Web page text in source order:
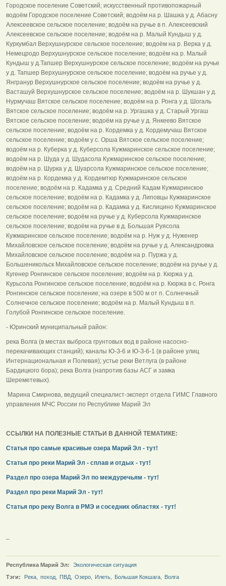
Городское поселение Советский; искусственный противопожарный
водоём Городское поселение Советский; водоём на р. Шашка у д. Абасну
Алексеевское сельское поселение; водоём на ручье в п. Алексеевский
Алексеевское сельское поселение; водоём на р. Малый Кундыш у д.
Куркумбал Верхушнурское сельское поселение; водоём на р. Верка у д.
Немецродо Верхушнурское сельское поселение; водоём на р. Малый
Кундыш у д.Тапшер Верхушнурское сельское поселение; водоём на ручье
у д. Тапшер Верхушнурское сельское поселение; водоём на ручье у д.
Янгранур Верхушнурское сельское поселение; водоём на ручье у д.
Васташуй Верхушнурское сельское поселение; водоём на р. Шукшан у д.
Нурмучаш Вятское сельское поселение; водоём на р. Ронга у д. Шогаль
Вятское сельское поселение; водоём на р. Ургашка у д. Старый Ургаш
Вятское сельское поселение; водоём на ручье у д. Янкеево Вятское
сельское поселение; водоём на р. Кордемка у д. Кордемучаш Вятское
сельское поселение; водоём у с. Орша Вятское сельское поселение;
водоём на р. Куберка у д. Куберсола Кужмаринское сельское поселение;
водоём на р. Шуда у д. Шудасола Кужмаринское сельское поселение;
водоём на р. Шурка у д. Шуарсола Кужмаринское сельское поселение;
водоём на р. Кордемка у д. Кордемтюр Кужмаринское сельское
поселение; водоём на р. Кадамка у д. Средний Кадам Кужмаринское
сельское поселение; водоём на р. Кадамка у д. Липовцы Кужмаринское
сельское поселение; водоём на р. Кадамка у д. Кислицино Кужмаринское
сельское поселение; водоём на ручье у д. Куберсола Кужмаринское
сельское поселение; водоём на ручье в д. Большая Руясола
Кужмаринское сельское поселение; водоём на р. Нуж у д. Нуженер
Михайловское сельское поселение; водоём на ручье у д. Александровка
Михайловское сельское поселение; водоём на р. Пуржа у д.
Большеникольск Михайловское сельское поселение; водоём на ручье у д.
Кугенер Ронгинское сельское поселение; водоём на р. Кюржа у д.
Курьсола Ронгинское сельское поселение; водоём на р. Кюржа в с. Ронга
Ронгинское сельское поселение; на озере в 500 м от п. Солнечный
Солнечное сельское поселение; водоём на р. Малый Кундыш в п.
Голубой Ронгинское сельское поселение.
- Юринский муниципальный район:
река Волга (в местах выброса грунтовых вод в районе насосно-
перекачивающих станций); каналы Ю-З-6 и Ю-З-6-1 (в районе улиц
Интернациональная и Полевая); устье реки Ветлуга (в районе
Бардицкого бора); река Волга (напротив базы АСГ и замка
Шереметевых).
Марина Смирнова, ведущий специалист-эксперт отдела ГИМС Главного
управления МЧС России по Республике Марий Эл
ССЫЛКИ НА ПОЛЕЗНЫЕ СТАТЬИ В ДАННОЙ ТЕМАТИКЕ:
Статья про самые красивые озера Марий Эл - тут!
Статья про реки Марий Эл - сплав и отдых - тут!
Раздел про озера Марий Эл по междуречьям - тут!
Раздел про реки Марий Эл - тут!
Статья про реку Волга в РМЭ и соседних областях - тут!
Республика Марий Эл:
Экологическая ситуация
Тэги:
Река поход ПВД Озеро Илеть Большая Кокшага Волга